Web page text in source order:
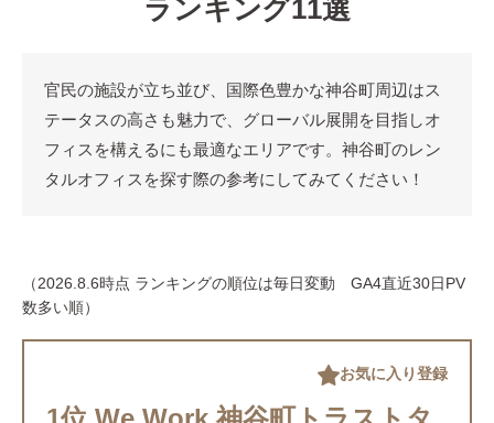
ランキング11選
官民の施設が立ち並び、国際色豊かな神谷町周辺はス
テータスの高さも魅力で、グローバル展開を目指しオ
フィスを構えるにも最適なエリアです。神谷町のレン
タルオフィスを探す際の参考にしてみてください！
（2026.8.6時点 ランキングの順位は毎日変動 GA4直近30日PV
数多い順）
お気に入り登録